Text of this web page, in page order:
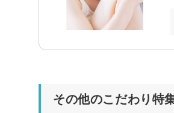
その他のこだわり特